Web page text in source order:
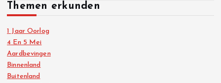
Themen erkunden
1 Jaar Oorlog
4 En 5 Mei
Aardbevingen
Binnenland
Buitenland